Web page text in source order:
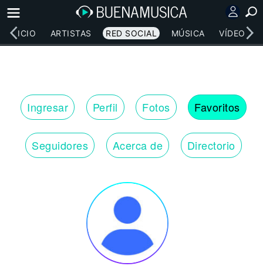
INICIO ARTISTAS RED SOCIAL MÚSICA VÍDEOS
Ingresar Perfil Fotos Favoritos
Seguidores Acerca de Directorio